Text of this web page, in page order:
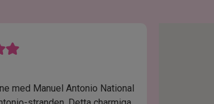
med Manuel Antonio National